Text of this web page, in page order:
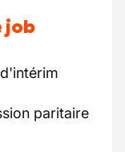
job
paritaire